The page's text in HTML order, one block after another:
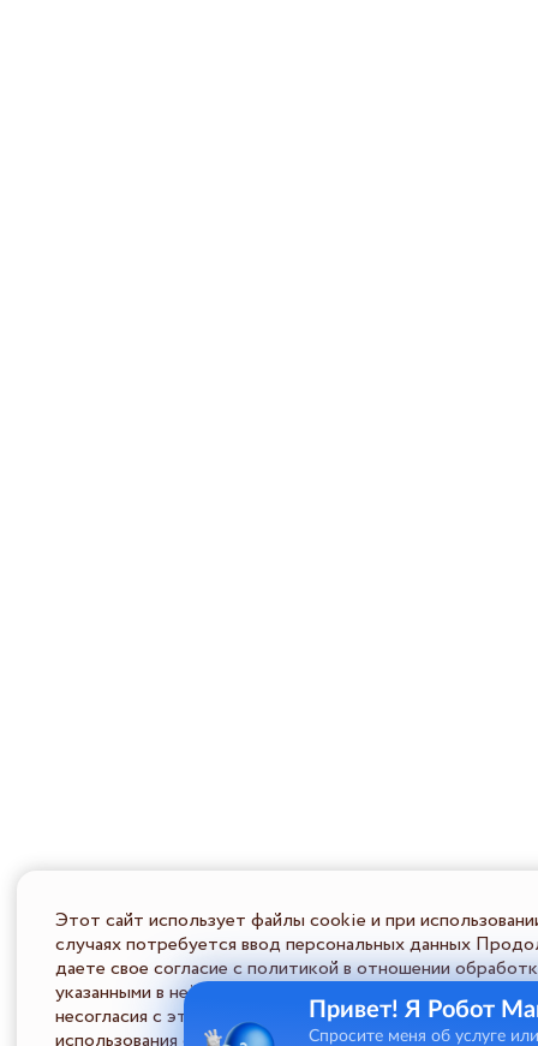
Этот сайт использует файлы cookie и при
случаях потребуется ввод персональных данных
даете свое согласие с политикой в отношении
указанными в ней условиями обработки персональной
несогласия с этими условиями Пользователь должен
Привет! Я Робот
Спросите меня об услуге